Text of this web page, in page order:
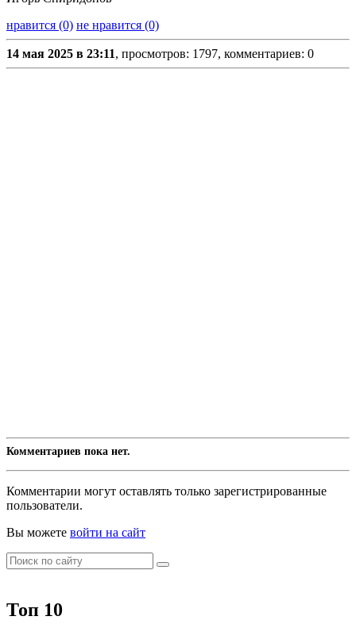
нравится (0) не нравится (0)
14 мая 2025 в 23:11, просмотров: 1797, комментариев: 0
Комментариев пока нет.
Комментарии могут оставлять только зарегистрированные
пользователи.
Вы можете войти на сайт
Топ 10